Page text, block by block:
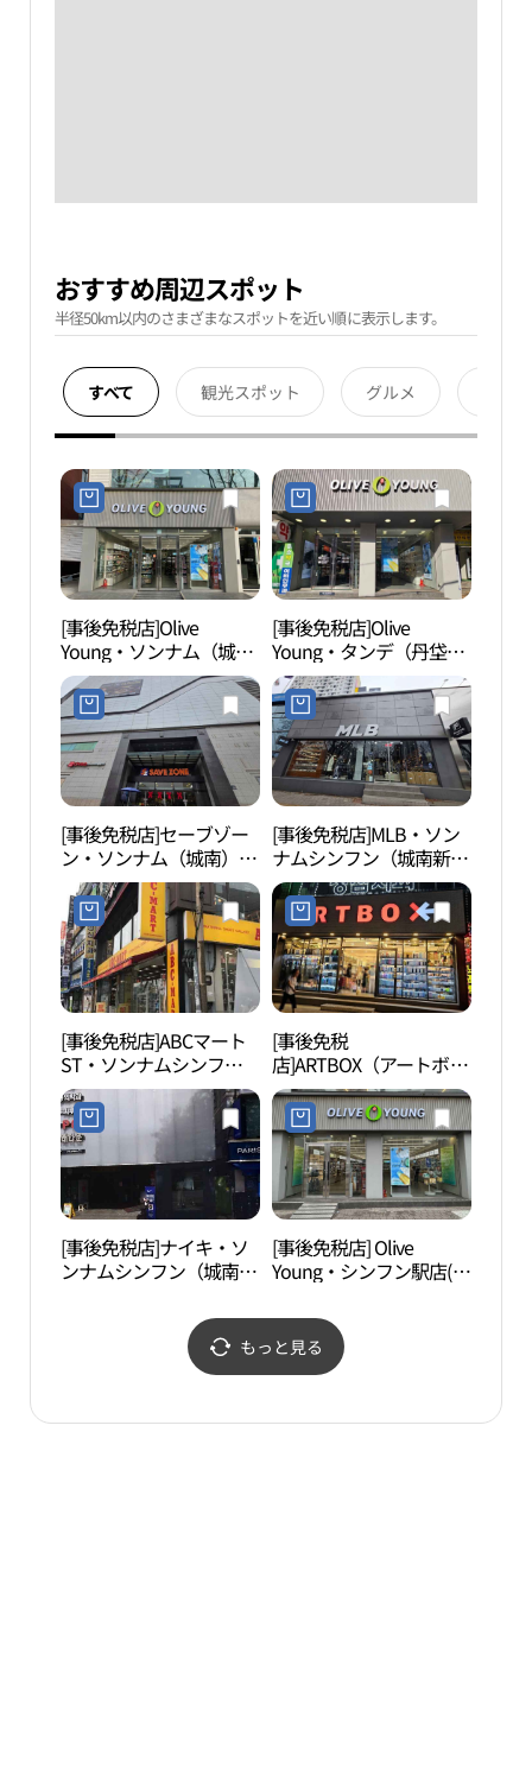
おすすめ周辺スポット
半径50km以内のさまざまなスポットを近い順に表示します。
すべて 観光スポット グルメ
[事後免税店]Olive
Young・ソンナム（城
南）銀行店(올리브영 성
남은행점)
[事後免税店]Olive
Young・タンデ（丹垈）
オゴリ駅店(올리브영 단
대오거리역점)
[事後免税店]セーブゾー
ン・ソンナム（城南）店
(세이브존 성남점)
[事後免税店]MLB・ソン
ナムシンフン（城南新
興）店(MLB 성남신흥점)
[事後免税店]ABCマート
ST・ソンナムシンフン
（城南新興）店(ABC마트
ST 성남신흥점)
[事後免税
店]ARTBOX（アートボッ
クス）・ソンナムシンフ
ン（城南新興）店(아트
박스 성남신흥점)
[事後免税店]ナイキ・ソ
ンナムシンフン（城南新
[事後免税店] Olive
Young・シンフン駅店(올
もっと見る